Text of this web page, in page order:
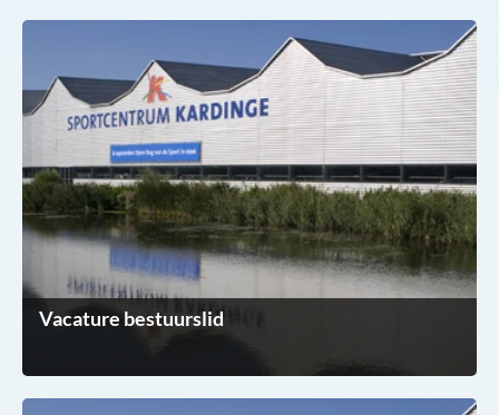
Vacature bestuurslid